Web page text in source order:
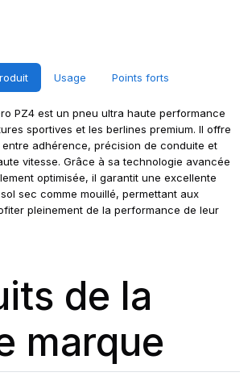
Usage Points forts
PZ4 est un pneu ultra haute performance
sportives et les berlines premium. Il offre
adhérence, précision de conduite et
vitesse. Grâce à sa technologie avancée
optimisée, il garantit une excellente
sec comme mouillé, permettant aux
pleinement de la performance de leur
de la
marque